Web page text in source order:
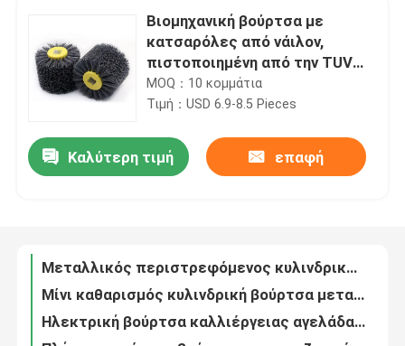
Αρχική Σελίδα
Σχετικά με εμάς
Ποιοτικός έλεγχος
Βιομηχανική βούρτσα με
κατσαρόλες από νάιλον,
πιστοποιημένη από την TUV
για απολύμανση
MOQ：10 κομμάτια
Τιμή：USD 6.9-8.5 Pieces
Καλύτερη τιμή επαφή
Προσαρμοσμένα βιομηχανικά βούρτσες κυλίνδρων
Βούρτσες καθαρισμού κυλινδρικών με βούρτσα από νάιλον για βιομηχανικές χρήσεις
Εργατικές βούρτσες κυλινδρικής βούρτσας ODM